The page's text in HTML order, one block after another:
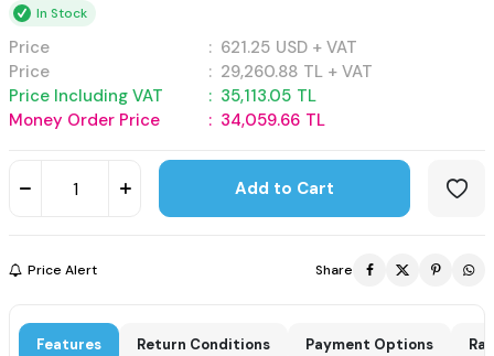
In Stock
Price : 621.25 USD + VAT
Price
: 29,260.88 TL + VAT
Price Including VAT
: 35,113.05 TL
Money Order Price
: 34,059.66 TL
Add to Cart
Price Alert Share
Features Return Conditions Payment Options